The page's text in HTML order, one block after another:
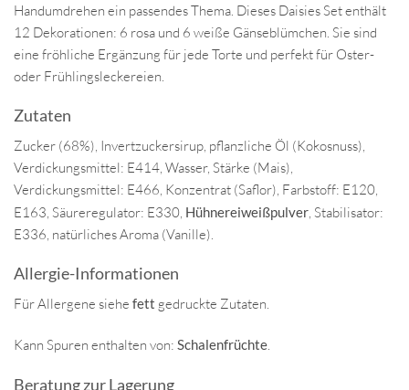
Handumdrehen ein passendes Thema. Dieses Daisies Set enthält
12 Dekorationen: 6 rosa und 6 weiße Gänseblümchen. Sie sind
eine fröhliche Ergänzung für jede Torte und perfekt für Oster-
oder Frühlingsleckereien.
Zutaten
Zucker (68%), Invertzuckersirup, pflanzliche Öl (Kokosnuss),
Verdickungsmittel: E414, Wasser, Stärke (Mais),
Verdickungsmittel: E466, Konzentrat (Saflor), Farbstoff: E120,
E163, Säureregulator: E330, Hühnereiweißpulver , Stabilisator:
E336, natürliches Aroma (Vanille).
Allergie-Informationen
Für Allergene siehe fett gedruckte Zutaten.
Kann Spuren enthalten von: Schalenfrüchte.
Beratung zur Lagerung